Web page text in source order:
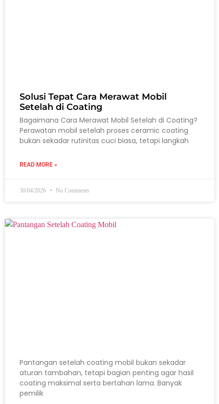
Solusi Tepat Cara Merawat Mobil
Setelah di Coating
Bagaimana Cara Merawat Mobil Setelah di Coating?
Perawatan mobil setelah proses ceramic coating
bukan sekadar rutinitas cuci biasa, tetapi langkah
READ MORE »
30/04/2026 No Comments
Pantangan setelah coating mobil bukan sekadar
aturan tambahan, tetapi bagian penting agar hasil
coating maksimal serta bertahan lama. Banyak
pemilik